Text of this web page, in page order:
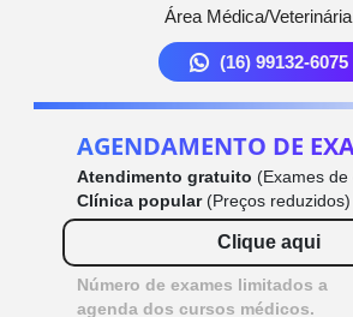
Área Médica/Veterinária
(16) 99132-6075
AGENDAMENTO DE
Atendimento gratuito (Exames de
Clínica popular(Preços reduzidos)
Clique aqui
Número de exames limitados a
agenda dos cursos médicos.